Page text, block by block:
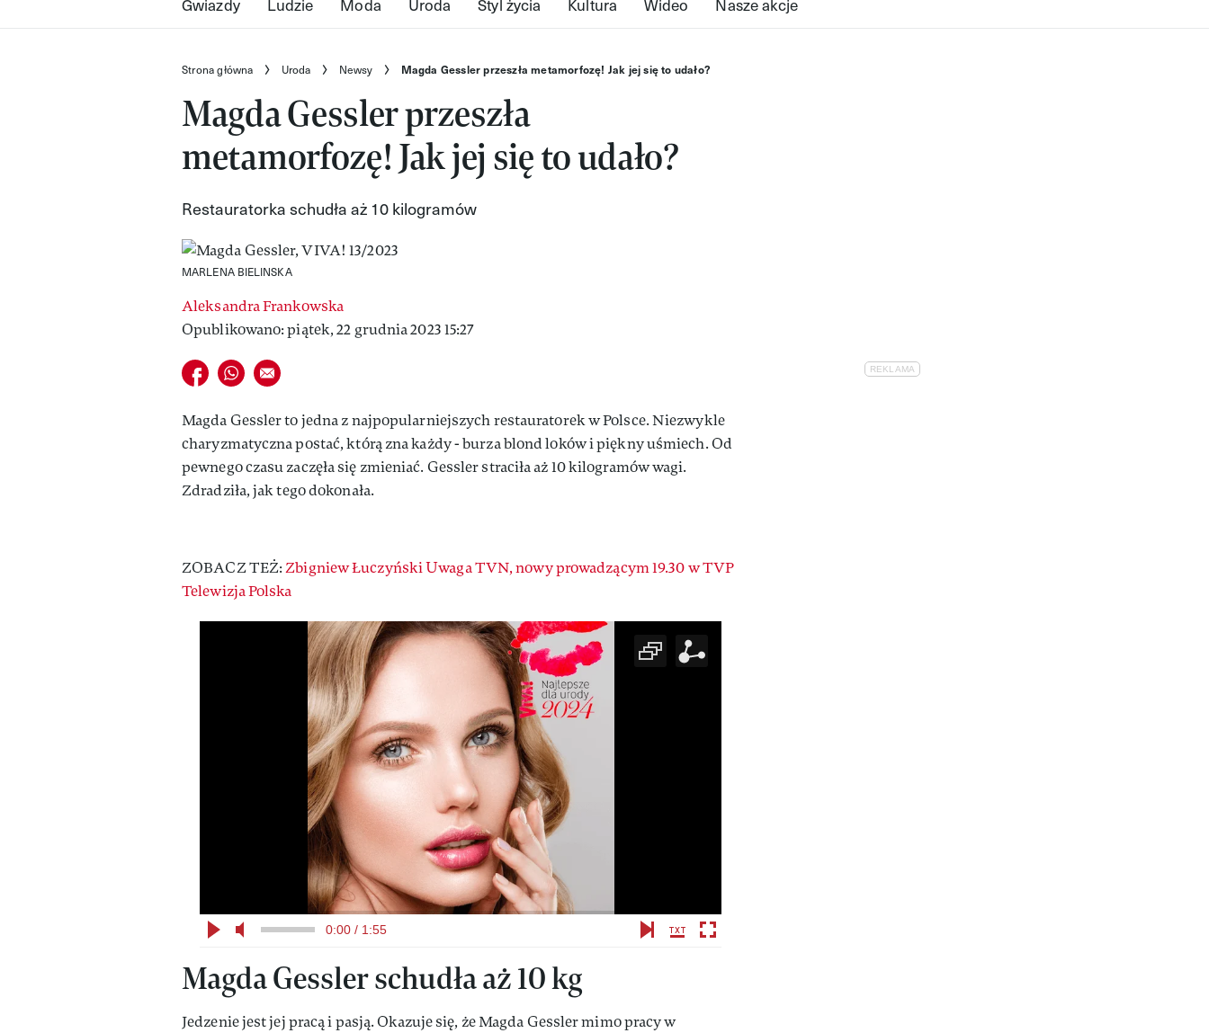
Strona główna Uroda Newsy Magda Gessler przeszła metamorfozę! Jak jej się to udało?
Magda Gessler przeszła
metamorfozę! Jak jej się to udało?
Restauratorka schudła aż 10 kilogramów
MARLENA BIELINSKA
Aleksandra Frankowska
Opublikowano: piątek, 22 grudnia 2023 15:27
Udostępnij na facebook
Udostępnij na whatsapp
E-mail do przyjaciela
Magda Gessler to jedna z najpopularniejszych restauratorek w Polsce. Niezwykle
charyzmatyczna postać, którą zna każdy - burza blond loków i piękny uśmiech. Od
pewnego czasu zaczęła się zmieniać. Gessler straciła aż 10 kilogramów wagi.
Zdradziła, jak tego dokonała.
ZOBACZ TEŻ:Zbigniew Łuczyński Uwaga TVN, nowy prowadzącym 19.30 w TVP
Telewizja Polska
0:00 / 1:55
Magda Gessler schudła aż 10 kg
Jedzenie jest jej pracą i pasją. Okazuje się, że Magda Gessler mimo pracy w